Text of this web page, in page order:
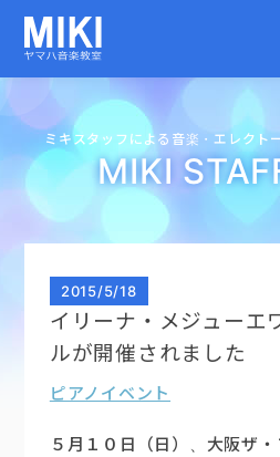
HOME
講師募集情報
ミキスタッフによる音楽・エレクト
MIKI
2015/5/18
イリーナ・メジューエ
ルが開催されました
ピアノイベント
５月１０日（日）、大阪ザ